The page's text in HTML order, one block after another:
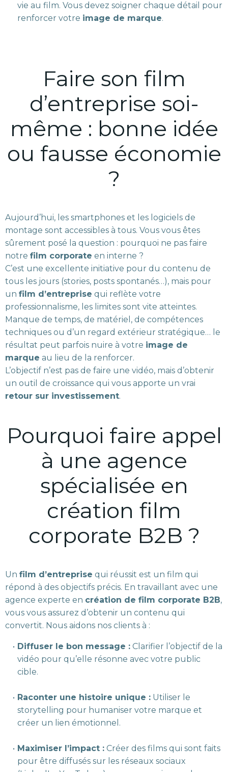
vie au film. Vous devez soigner chaque détail pour
renforcer votre image de marque.
Faire son film
d’entreprise soi-
même : bonne idée
ou fausse économie
?
Aujourd’hui, les smartphones et les logiciels de
montage sont accessibles à tous. Vous vous êtes
sûrement posé la question : pourquoi ne pas faire
notre film corporate en interne ?
C’est une excellente initiative pour du contenu de
tous les jours (stories, posts spontanés…), mais pour
un film d’entreprise qui reflète votre
professionnalisme, les limites sont vite atteintes.
Manque de temps, de matériel, de compétences
techniques ou d’un regard extérieur stratégique… le
résultat peut parfois nuire à votre image de
marque au lieu de la renforcer.
L’objectif n’est pas de faire une vidéo, mais d’obtenir
un outil de croissance qui vous apporte un vrai
retour sur investissement.
Pourquoi faire appel
à une agence
spécialisée en
création film
corporate B2B ?
Un film d’entreprise qui réussit est un film qui
répond à des objectifs précis. En travaillant avec une
agence experte en création de film corporate B2B,
vous vous assurez d’obtenir un contenu qui
convertit. Nous aidons nos clients à :
Diffuser le bon message :Clarifier l’objectif de la
vidéo pour qu’elle résonne avec votre public
cible.
Raconter une histoire unique :Utiliser le
storytelling pour humaniser votre marque et
créer un lien émotionnel.
Maximiser l’impact :Créer des films qui sont faits
pour être diffusés sur les réseaux sociaux